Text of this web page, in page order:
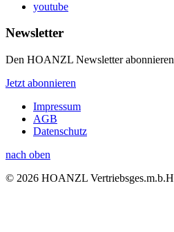
youtube
Newsletter
Den HOANZL Newsletter abonnieren
Jetzt abonnieren
Impressum
AGB
Datenschutz
nach oben
© 2026 HOANZL